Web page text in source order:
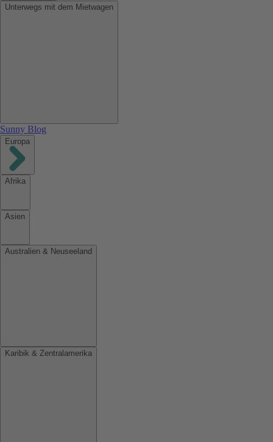
Unterwegs mit dem Mietwagen
Sunny Blog
Europa
Afrika
Asien
Australien & Neuseeland
Karibik & Zentralamerika